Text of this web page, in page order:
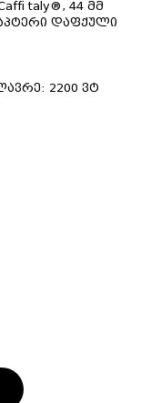
taly®, 44 მმ
დაფქული
2200 ვტ